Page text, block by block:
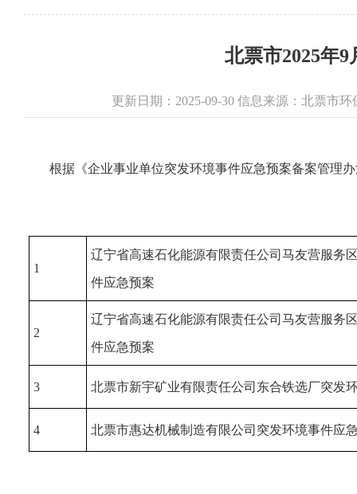
北票市2025年
更新日期：2025-09-30 信息来源：北票市
根据《企业事业单位突发环境事件应急预案备案管理
1
辽宁省高速石化能源有限责任公司马友营服务
件应急预案
2
辽宁省高速石化能源有限责任公司马友营服务
件应急预案
3 北票市新宇矿业有限责任公司东合铁选厂突发
4 北票市惠达机械制造有限公司突发环境事件应